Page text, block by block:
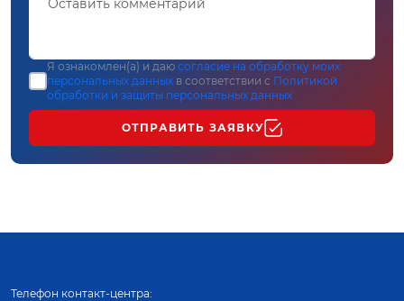
Я ознакомлен(а) и даю согласие на обработку моих
персональных данных в соответствии с Политикой
обработки и защиты персональных данных
ОТПРАВИТЬ ЗАЯВКУ
Телефон контакт-центра: